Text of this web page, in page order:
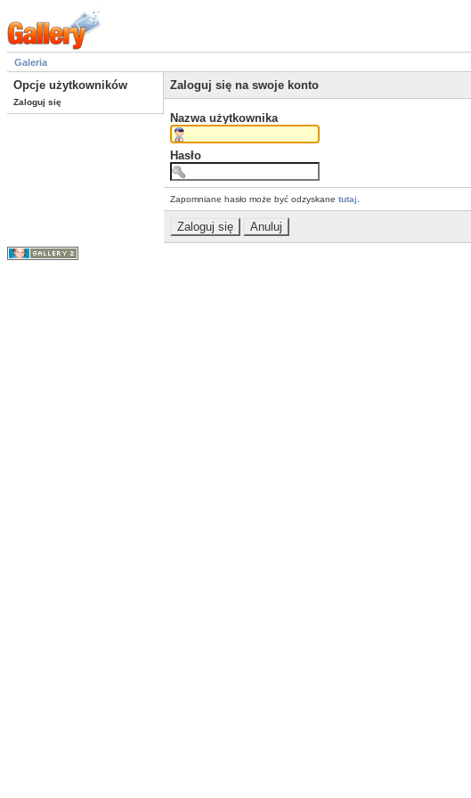
Galeria
Opcje użytkowników
Zaloguj się
Zaloguj się na swoje konto
Nazwa użytkownika
Hasło
Zapomniane hasło może być odzyskane tutaj